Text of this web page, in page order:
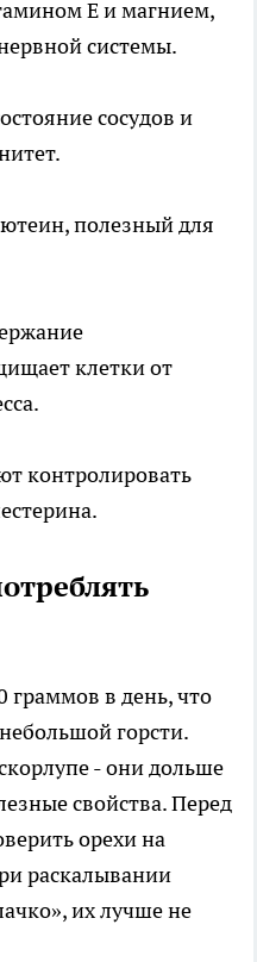
Е и магнием,
системы.
сосудов и
полезный для
клетки от
контролировать
граммов в день, что
горсти.
- они дольше
свойства. Перед
орехи на
раскалывании
их лучше не